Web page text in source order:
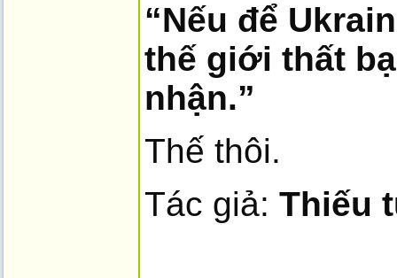
“Nếu để
thế giới thất
nhận.”
Thế thôi.
Tác giả: Thiếu